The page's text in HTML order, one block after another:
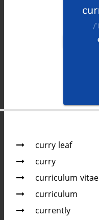
curry leaf
curry
curriculum vitae
curriculum
currently